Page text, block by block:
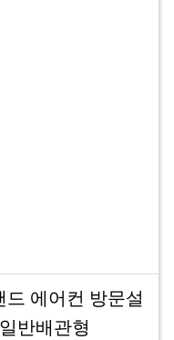
에어컨 방문설
반배관형